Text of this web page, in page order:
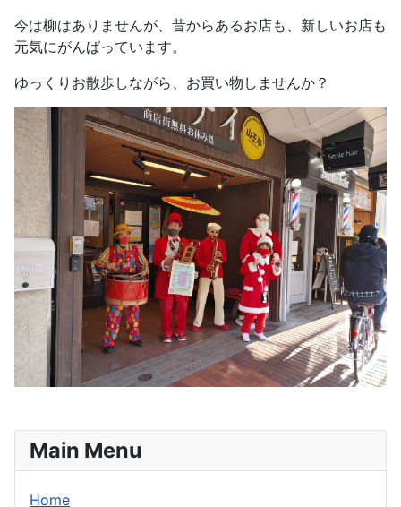
今は柳はありませんが、昔からあるお店も、新しいお店も
元気にがんばっています。
ゆっくりお散歩しながら、お買い物しませんか？
Main Menu
Home